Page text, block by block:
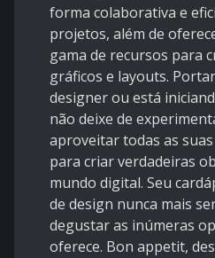
forma colaborativa e
projetos, além de
gama de recursos para
gráficos e layouts.
designer ou está
não deixe de
aproveitar todas as
para criar verdadeiras
mundo digital. Seu
de design nunca mais
degustar as inúmeras
oferece. Bon appetit,